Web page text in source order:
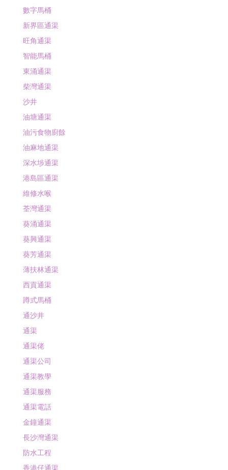
數字馬桶
新界區通渠
旺角通渠
智能馬桶
東涌通渠
柴灣通渠
沙井
油塘通渠
油污食物廚餘
油麻地通渠
深水埗通渠
港島區通渠
維修水喉
荃灣通渠
葵涌通渠
葵興通渠
葵芳通渠
薄扶林通渠
西貢通渠
蹲式馬桶
通沙井
通渠
通渠佬
通渠公司
通渠教學
通渠服務
通渠電話
金鐘通渠
長沙灣通渠
防水工程
香港仔通渠